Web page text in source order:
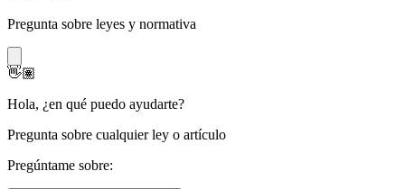
Pregunta sobre leyes y normativa
👋🏽
Hola, ¿en qué puedo ayudarte?
Pregunta sobre cualquier ley o artículo
Pregúntame sobre: